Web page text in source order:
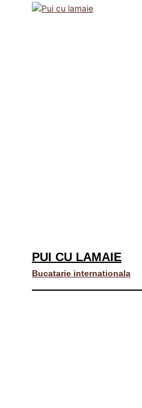
PUI CU LAMAIE
Bucatarie internationala